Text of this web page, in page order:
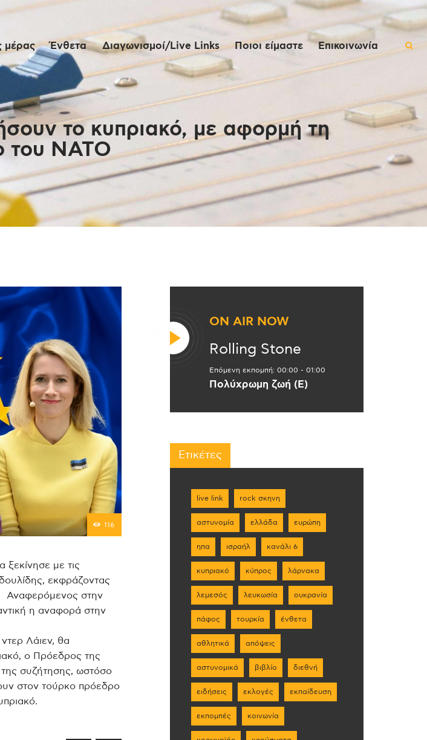
μέρας Ένθετα Διαγωνισμοί/Live Links Ποιοι είμαστε Επικοινωνία
το κυπριακό, με αφορμή τη
του ΝΑΤΟ
Live
116
ξεκίνησε με τις
εκφράζοντας
στην
η αναφορά στην
Λάιεν, θα
ο Πρόεδρος της
της συζήτησης, ωστόσο
στον τούρκο πρόεδρο
ON AIR NOW
Rolling Stone
Επόμενη εκπομπή: 00:00 - 01:00
Πολύχρωμη ζωή (Ε)
Ετικέτες
live link rock σκηνη
αστυνομία ελλάδα ευρώπη
ηπα ισραήλ κανάλι 6
κυπριακό κύπρος λάρνακα
λεμεσός λευκωσία ουκρανία
πάφος τουρκία ένθετα
αθλητικά απόψεις
αστυνομικά βιβλίο διεθνή
ειδήσεις εκλογές εκπαίδευση
εκπομπές κοινωνία